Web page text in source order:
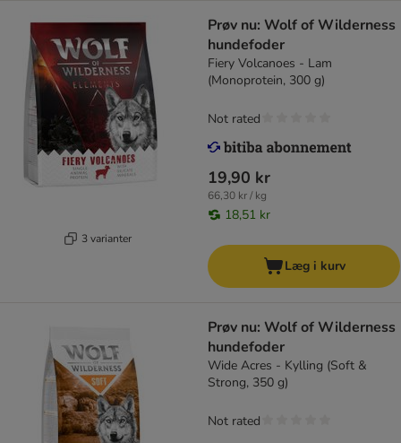
3 varianter
Prøv nu: Wolf of Wilderness
hundefoder
Fiery Volcanoes - Lam
(Monoprotein, 300 g)
19,90 kr
66,30 kr / kg
18,51 kr
Not rated
Læg i kurv
Prøv nu: Wolf of Wilderness
hundefoder
Wide Acres - Kylling (Soft &
Strong, 350 g)
Not rated